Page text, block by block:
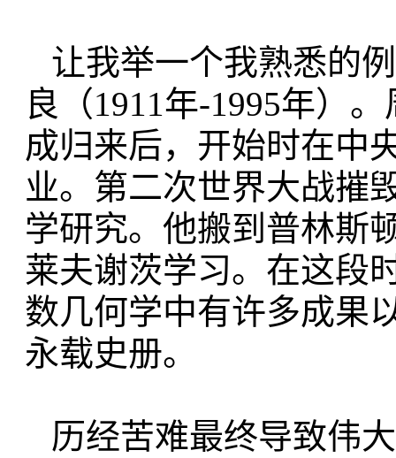
让我举一个我熟悉的
良（1911年-1995年）
成归来后， 开始时在中
业。第二次世界大战摧
学研究。他搬到普林斯
莱夫谢茨学习。在这段
数几何学中有许多成果
永载史册。
历经苦难最终导致伟